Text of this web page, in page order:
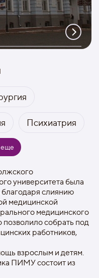
Психиатрия
еще
университета была
благодаря слиянию
медицинской
медицинского
позволило собрать под
работников,
взрослым и детям.
ПИМУ состоит из